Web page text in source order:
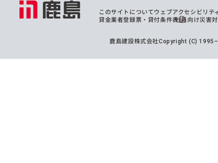
このサイトについてウェブアクセシビリテ
貸金業者登録票・貸付条件表社員向け災害
鹿島建設株式会社Copyright (C)